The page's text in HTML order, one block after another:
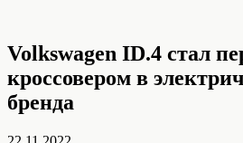
Volkswagen ID.4 стал
кроссовером в
бренда